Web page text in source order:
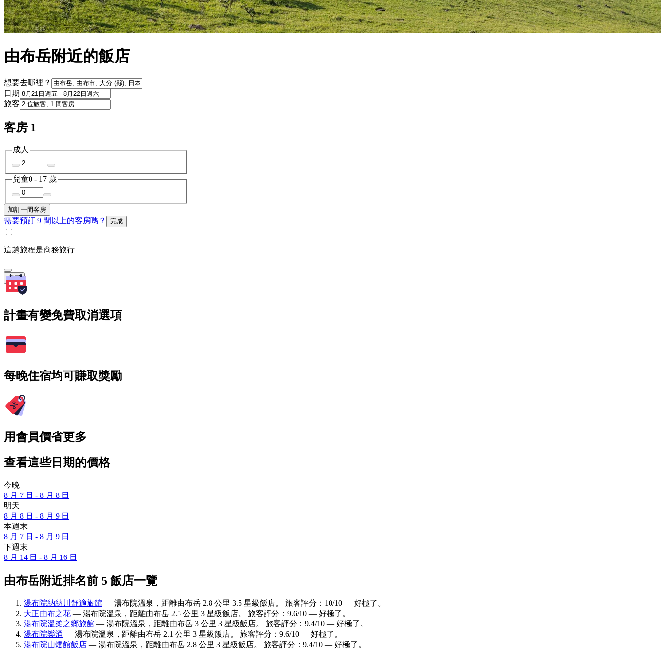
由布岳附近的飯店
想要去哪裡？
日期
旅客
客房 1
成人
兒童0 - 17 歲
加訂一間客房
需要預訂 9 間以上的客房嗎？ 完成
這趟旅程是商務旅行
搜尋
計畫有變免費取消選項
每晚住宿均可賺取獎勵
用會員價省更多
查看這些日期的價格
今晚
8 月 7 日 - 8 月 8 日
明天
8 月 8 日 - 8 月 9 日
本週末
8 月 7 日 - 8 月 9 日
下週末
8 月 14 日 - 8 月 16 日
由布岳附近排名前 5 飯店一覽
湯布院納納川舒適旅館 — 湯布院溫泉，距離由布岳 2.8 公里 3.5 星級飯店。 旅客評分：10/10 — 好極了。
大正由布之花 — 湯布院溫泉，距離由布岳 2.5 公里 3 星級飯店。 旅客評分：9.6/10 — 好極了。
湯布院溫柔之鄉旅館 — 湯布院溫泉，距離由布岳 3 公里 3 星級飯店。 旅客評分：9.4/10 — 好極了。
湯布院樂涌 — 湯布院溫泉，距離由布岳 2.1 公里 3 星級飯店。 旅客評分：9.6/10 — 好極了。
湯布院山燈館飯店 — 湯布院溫泉，距離由布岳 2.8 公里 3 星級飯店。 旅客評分：9.4/10 — 好極了。